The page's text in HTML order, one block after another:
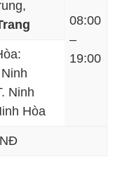
08:00
–
19:00
Ninh
Hòa